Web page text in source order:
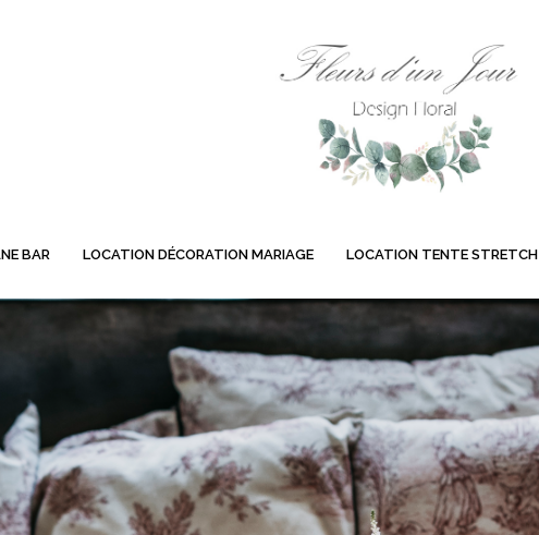
BAR LOCATION DÉCORATION MARIAGE LOCATION TENTE STRETCH